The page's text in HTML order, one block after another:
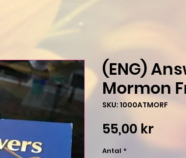
(ENG)
Mormon
SKU: 1000ATMORF
55,00 kr
Antal *